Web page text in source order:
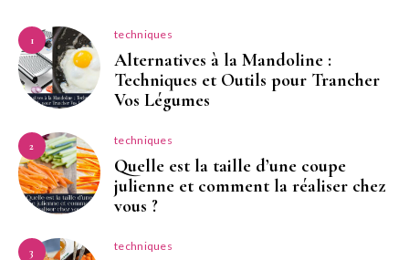
1 techniques
Alternatives à la Mandoline :
Techniques et Outils pour Trancher
Vos Légumes
2 techniques
Quelle est la taille d’une coupe
julienne et comment la réaliser chez
vous ?
3 techniques